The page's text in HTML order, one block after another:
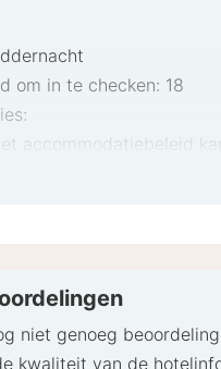
om in te checken: 18
accommodatiebeleid
toeslag in rekening
in contanten te
worden onder
niet genoeg
kwaliteit van de